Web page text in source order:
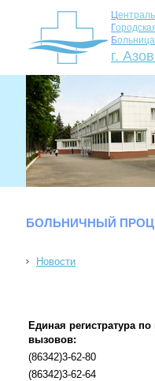
Ц
Г
Больница
г.
БОЛЬНИЧНЫЙ
Новости
Единая регистратура
вызовов:
(86342)3-62-80
(86342)3-62-64